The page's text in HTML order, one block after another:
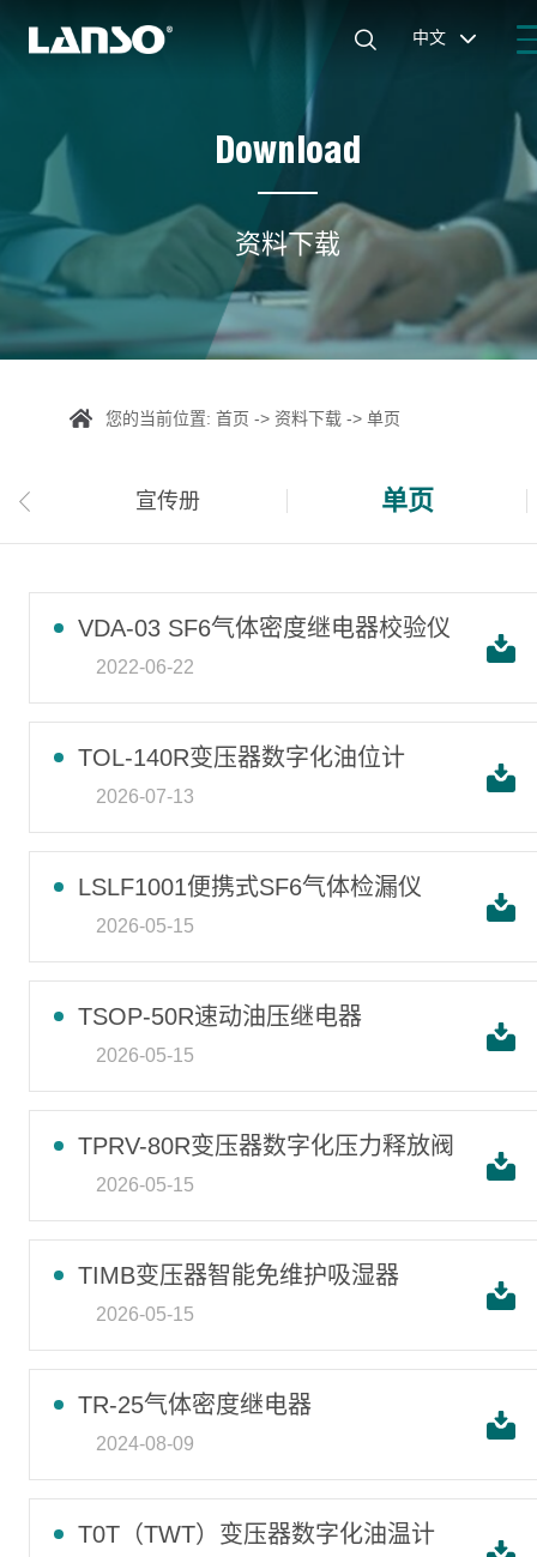
 中文 
Download
资料下载
您的当前位置: 首页 -> 资料下载-> 单页
宣传册 单页
VDA-03 SF6气体密度继电器校验仪
2022-06-22
TOL-140R变压器数字化油位计
2026-07-13
LSLF1001便携式SF6气体检漏仪
2026-05-15
TSOP-50R速动油压继电器
2026-05-15
TPRV-80R变压器数字化压力释放阀
2026-05-15
TIMB变压器智能免维护吸湿器
2026-05-15
TR-25气体密度继电器
2024-08-09
T0T（TWT）变压器数字化油温计